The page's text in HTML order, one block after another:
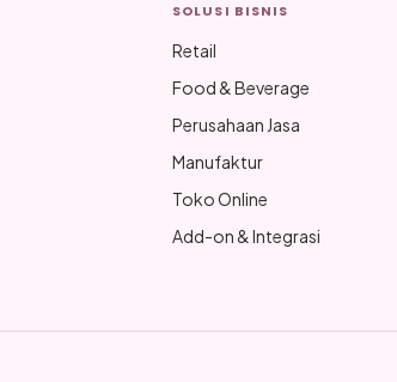
SOLUSI BISNIS
Retail
Food & Beverage
Perusahaan Jasa
Manufaktur
Toko Online
Add-on & Integrasi